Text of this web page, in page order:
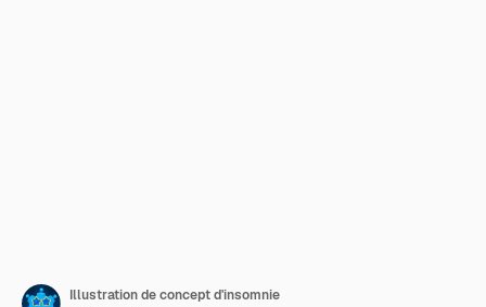
Illustration de concept d'insomnie